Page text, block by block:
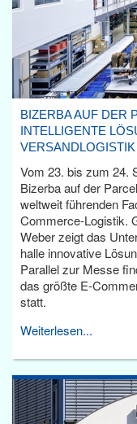
BIZERBA AUF DER
INTELLIGENTE
Vom 23. bis zum 24.
Bizerba auf der
weltweit führenden
Commerce-Logistik.
Weber zeigt das
halle innovative
Parallel zur Messe
das größte E-
statt.
Weiterlesen...